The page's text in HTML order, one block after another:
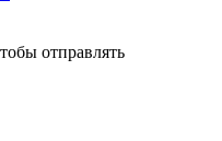
отправлять